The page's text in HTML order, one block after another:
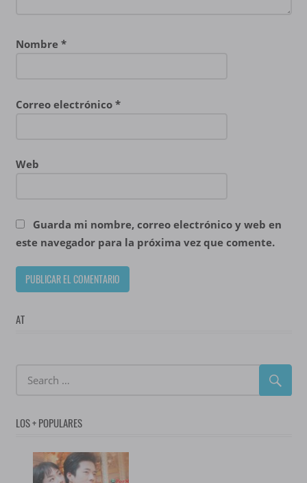
Nombre *
Correo electrónico *
Web
Guarda mi nombre, correo electrónico y web en
este navegador para la próxima vez que comente.
AT
LOS + POPULARES